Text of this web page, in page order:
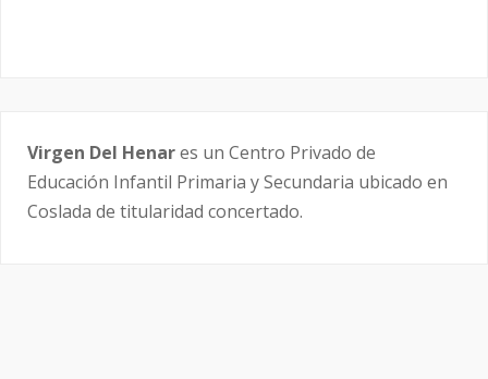
Virgen Del Henares un Centro Privado de
Educación Infantil Primaria y Secundaria ubicado en
Coslada de titularidad concertado.